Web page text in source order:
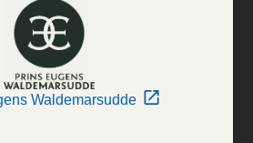
Waldemarsudde